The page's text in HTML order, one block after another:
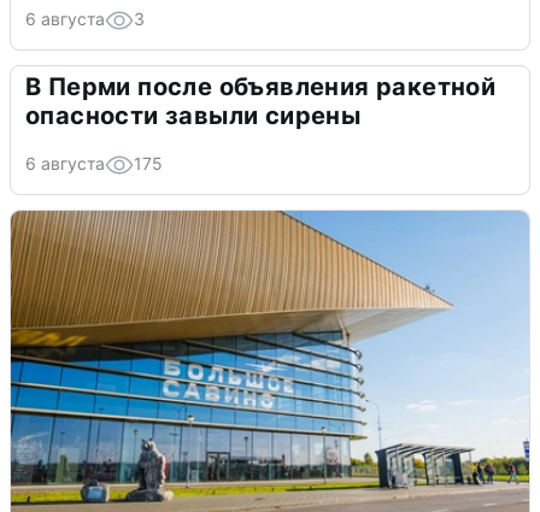
6 августа 3
В Перми после объявления ракетной
опасности завыли сирены
6 августа 175